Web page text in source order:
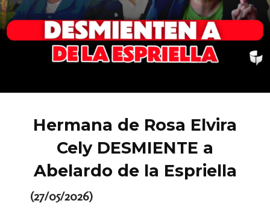
Hermana de Rosa Elvira
Cely DESMIENTE a
Abelardo de la Espriella
(27/05/2026)